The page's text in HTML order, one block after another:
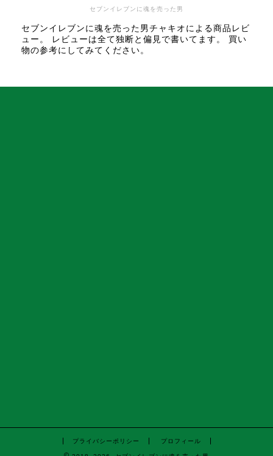
セブンイレブンに魂を売った男
セブンイレブンに魂を売った男チャキオによる商品レビ
ュー。 レビューは全て独断と偏見で書いてます。 買い
物の参考にしてみてください。
プライバシーポリシー プロフィール